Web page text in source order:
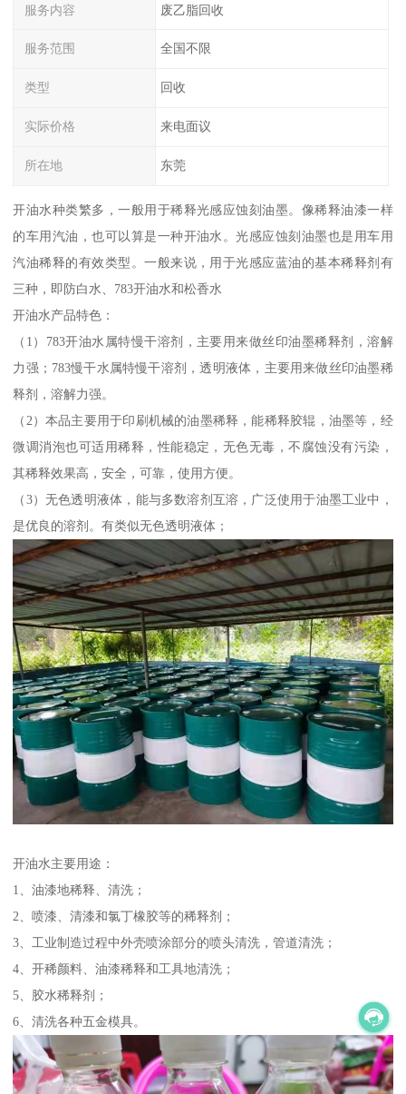
服务内容 废乙脂回收
服务范围 全国不限
类型 回收
实际价格 来电面议
所在地 东莞
开油水种类繁多，一般用于稀释光感应蚀刻油墨。像稀释油漆一样
的车用汽油，也可以算是一种开油水。光感应蚀刻油墨也是用车用
汽油稀释的有效类型。一般来说，用于光感应蓝油的基本稀释剂有
三种，即防白水、783开油水和松香水
开油水产品特色：
（1）783开油水属特慢干溶剂，主要用来做丝印油墨稀释剂，溶解
力强；783慢干水属特慢干溶剂，透明液体，主要用来做丝印油墨稀
释剂，溶解力强。
（2）本品主要用于印刷机械的油墨稀释，能稀释胶辊，油墨等，经
微调消泡也可适用稀释，性能稳定，无色无毒，不腐蚀没有污染，
其稀释效果高，安全，可靠，使用方便。
（3）无色透明液体，能与多数溶剂互溶，广泛使用于油墨工业中，
是优良的溶剂。有类似无色透明液体；
开油水主要用途：
1、油漆地稀释、清洗；
2、喷漆、清漆和氯丁橡胶等的稀释剂；
3、工业制造过程中外壳喷涂部分的喷头清洗，管道清洗；
4、开稀颜料、油漆稀释和工具地清洗；
5、胶水稀释剂；
6、清洗各种五金模具。